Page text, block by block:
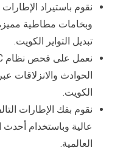
نقوم باستيراد
وبخامات مطاطية
تبديل التواير الكويت.
الحوادث والانزلاقات
الكويت.
نقوم بفك الإطارات
عالية وباستخدام أحدث
العالمية.